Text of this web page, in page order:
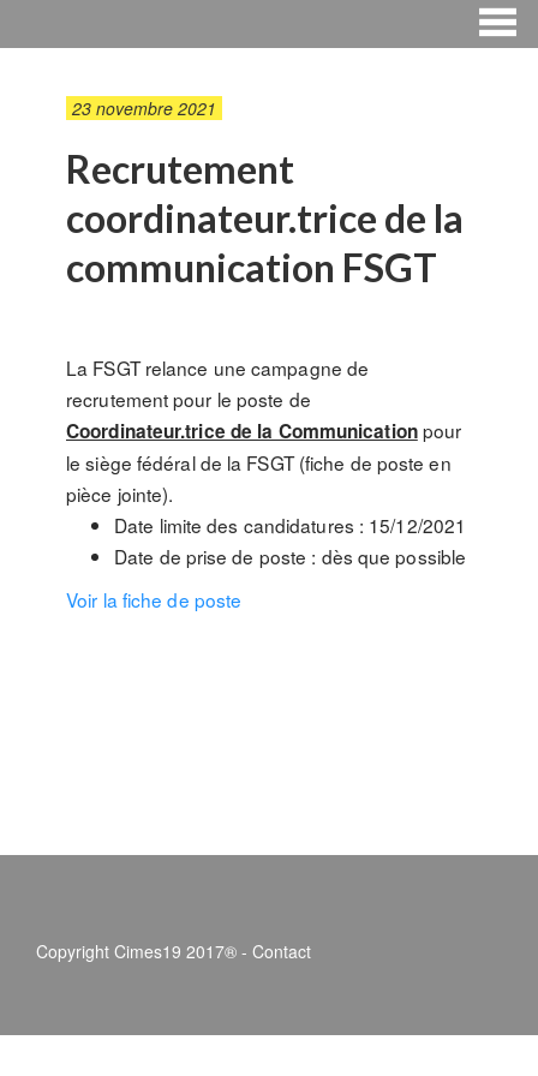
23 novembre 2021
Recrutement
coordinateur.trice de la
communication FSGT
La FSGT relance une campagne de
recrutement pour le poste de
Coordinateur.trice de la Communicationpour
le siège fédéral de la FSGT (fiche de poste en
pièce jointe).
Date limite des candidatures : 15/12/2021
Date de prise de poste : dès que possible
Voir la fiche de poste
Copyright Cimes19 2017® - Contact